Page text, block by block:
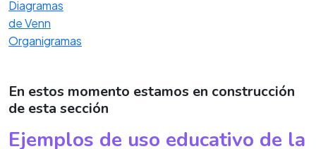
Diagramas
de Venn
Organigramas
En estos momento estamos en construcción
de esta sección
Ejemplos de uso educativo de la